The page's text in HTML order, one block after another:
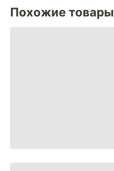
Похожие товары